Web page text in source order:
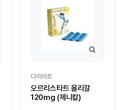
다이어트
오르리스타트 올리갈
120mg (제니칼)